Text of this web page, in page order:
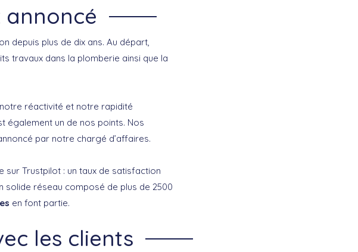
annoncé
depuis plus de dix ans. Au départ,
travaux dans la plomberie ainsi que la
réactivité et notre rapidité
également un de nos points. Nos
par notre chargé d’affaires.
sur Trustpilot : un taux de satisfaction
solide réseau composé de plus de 2500
en font partie.
les clients